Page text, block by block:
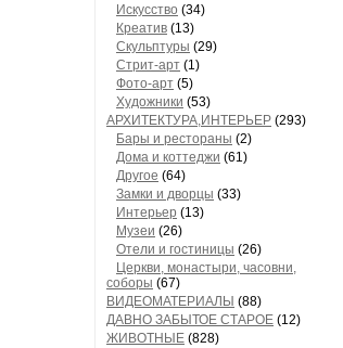
Искусство (34)
Креатив (13)
Скульптуры (29)
Стрит-арт (1)
Фото-арт (5)
Художники (53)
АРХИТЕКТУРА,ИНТЕРЬЕР (293)
Бары и рестораны (2)
Дома и коттеджи (61)
Другое (64)
Замки и дворцы (33)
Интерьер (13)
Музеи (26)
Отели и гостиницы (26)
Церкви, монастыри, часовни,
соборы (67)
ВИДЕОМАТЕРИАЛЫ (88)
ДАВНО ЗАБЫТОЕ СТАРОЕ (12)
ЖИВОТНЫЕ (828)